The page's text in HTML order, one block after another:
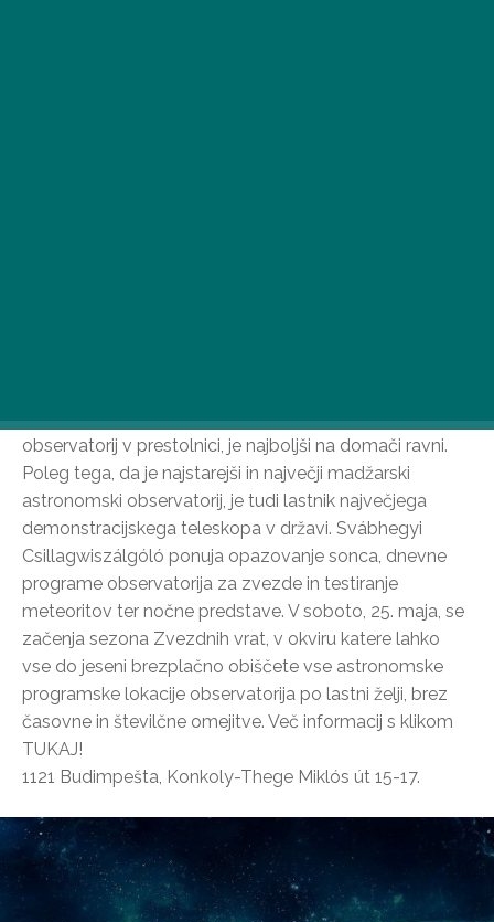
Zvezdni observatorij Svábhegy, ki velja za najlepši
observatorij v prestolnici, je najboljši na domači ravni.
Poleg tega, da je najstarejši in največji madžarski
astronomski observatorij, je tudi lastnik največjega
demonstracijskega teleskopa v državi. Svábhegyi
Csillagwiszálgóló ponuja opazovanje sonca, dnevne
programe observatorija za zvezde in testiranje
meteoritov ter nočne predstave. V soboto, 25. maja, se
začenja sezona Zvezdnih vrat, v okviru katere lahko
vse do jeseni brezplačno obiščete vse astronomske
programske lokacije observatorija po lastni želji, brez
časovne in številčne omejitve. Več informacij s klikom
TUKAJ!
1121 Budimpešta, Konkoly-Thege Miklós út 15-17.